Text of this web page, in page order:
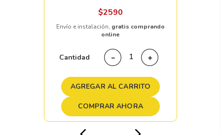
$2590
Envío e instalación, gratis comprando
online
Cantidad ＋
－
AGREGAR AL CARRITO
COMPRAR AHORA